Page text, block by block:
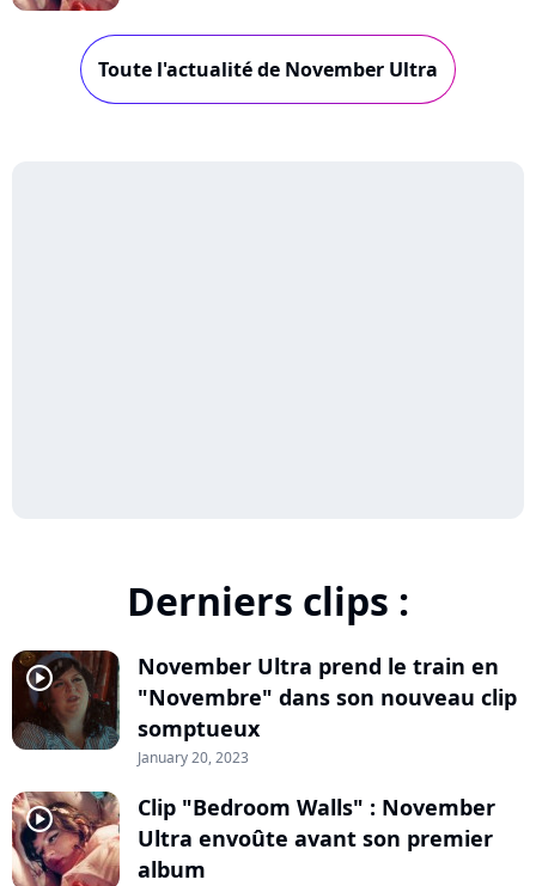
Toute l'actualité de November Ultra
Derniers clips :
player2
November Ultra prend le train en
"Novembre" dans son nouveau clip
somptueux
January 20, 2023
player2
Clip "Bedroom Walls" : November
Ultra envoûte avant son premier
album